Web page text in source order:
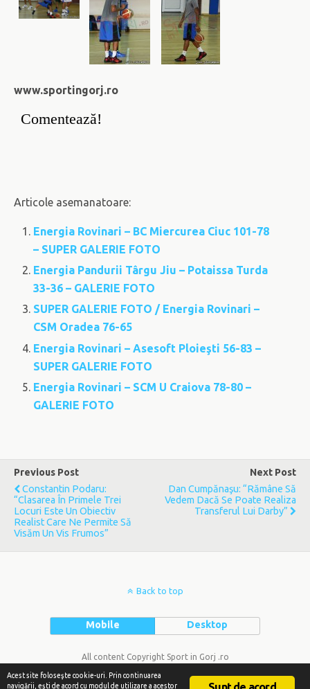
www.sportingorj.ro
Comentează!
Articole asemanatoare:
Energia Rovinari – BC Miercurea Ciuc 101-78
– SUPER GALERIE FOTO
Energia Pandurii Târgu Jiu – Potaissa Turda
33-36 – GALERIE FOTO
SUPER GALERIE FOTO / Energia Rovinari –
CSM Oradea 76-65
Energia Rovinari – Asesoft Ploieşti 56-83 –
SUPER GALERIE FOTO
Energia Rovinari – SCM U Craiova 78-80 –
GALERIE FOTO
Previous Post
Constantin Podaru:
“Clasarea În Primele Trei
Locuri Este Un Obiectiv
Realist Care Ne Permite Să
Visăm Un Vis Frumos”
Next Post
Dan Cumpănaşu: “Rămâne Să
Vedem Dacă Se Poate Realiza
Transferul Lui Darby”
Back to top
Mobile Desktop
All content Copyright Sport in Gorj .ro
Acest site foloseşte cookie-uri. Prin continuarea
navigării, eşti de acord cu modul de utilizare a acestor